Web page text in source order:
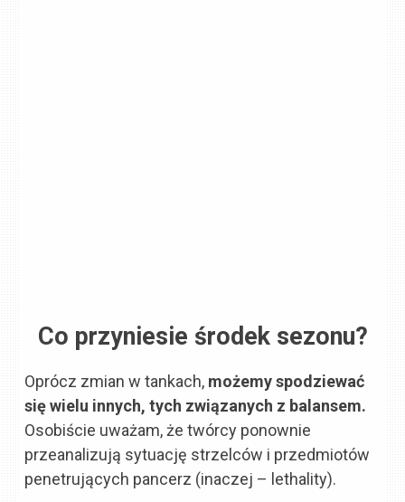
Co przyniesie środek sezonu?
Oprócz zmian w tankach, możemy spodziewać
się wielu innych, tych związanych z balansem.
Osobiście uważam, że twórcy ponownie
przeanalizują sytuację strzelców i przedmiotów
penetrujących pancerz (inaczej – lethality).